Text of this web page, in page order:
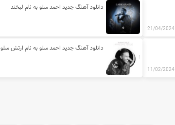
21/04/2024
دانلود آهنگ جدید احمد سلو به نام لبخند
11/02/2024
دانلود آهنگ جدید احمد سلو به نام ارتش سلو